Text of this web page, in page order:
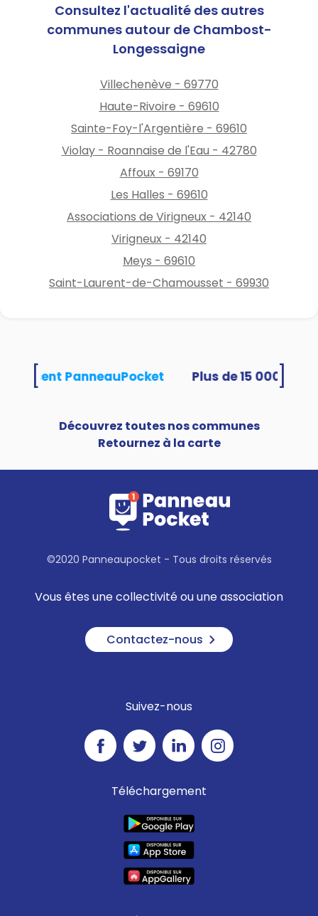
Consultez l'actualité des autres
communes autour de Chambost-
Longessaigne
Villechenève - 69770
Haute-Rivoire - 69610
Sainte-Foy-l'Argentière - 69610
Violay - Roannaise de l'Eau - 42780
Affoux - 69170
Les Halles - 69610
Associations de Virigneux - 42140
Virigneux - 42140
Meys - 69610
Saint-Laurent-de-Chamousset - 69930
PanneauPocket
Découvrez toutes nos communes
Retournez à la carte
©2020 Panneaupocket - Tous droits réservés
Vous êtes une collectivité ou une association
Contactez-nous
Suivez-nous
Téléchargement